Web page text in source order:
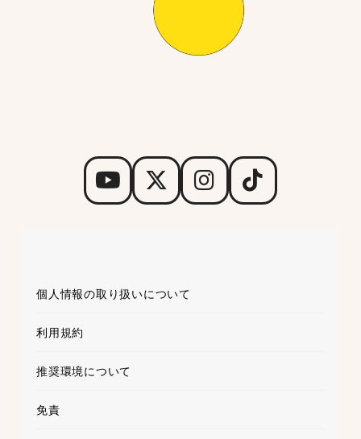
個人情報の取り扱いについて
利用規約
推奨環境について
免責